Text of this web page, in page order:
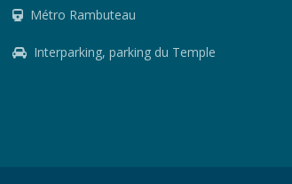
Métro Rambuteau
Interparking, parking du Temple